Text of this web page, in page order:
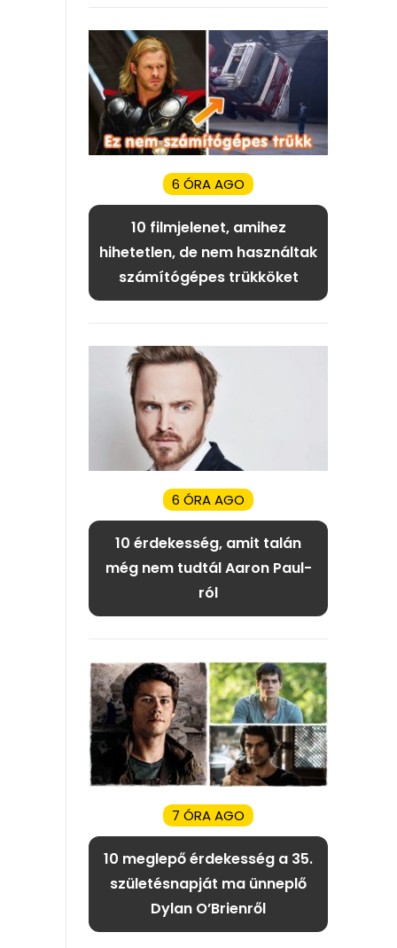
6 ÓRA AGO
10 filmjelenet, amihez
hihetetlen, de nem használtak
számítógépes trükköket
6 ÓRA AGO
10 érdekesség, amit talán
még nem tudtál Aaron Paul-
ról
7 ÓRA AGO
10 meglepő érdekesség a 35.
születésnapját ma ünneplő
Dylan O’Brienről